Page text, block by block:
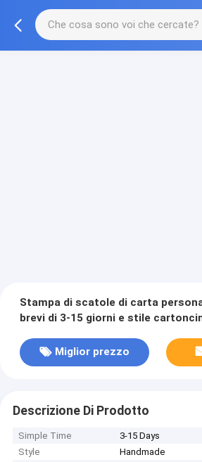
Stampa di scatole di carta
brevi di 3-15 giorni e stile
Miglior prezzo
Descrizione Di Prodotto
Simple Time
3-15 Days
Style
Handmade